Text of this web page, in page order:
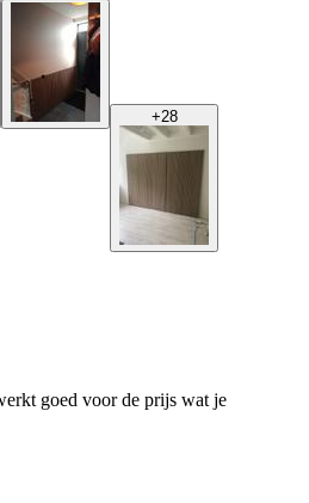
+28
goed voor de prijs wat je